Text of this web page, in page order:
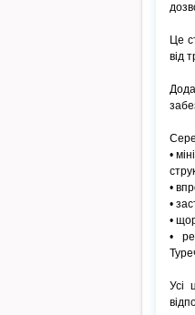
Це
від
•
•
•
•
•
Усі